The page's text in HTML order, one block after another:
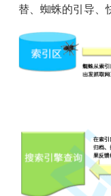
替、蜘蛛的引导、